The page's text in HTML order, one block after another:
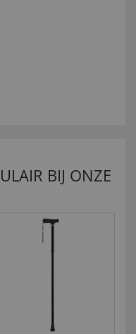
BIJ ONZE